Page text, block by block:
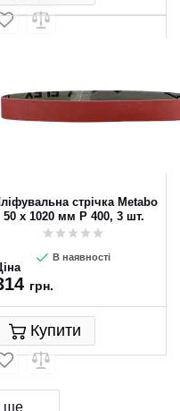
стрічка Metabo
50 х 1020 мм P 400, 3 шт.
В наявності
грн.
Купити
ще